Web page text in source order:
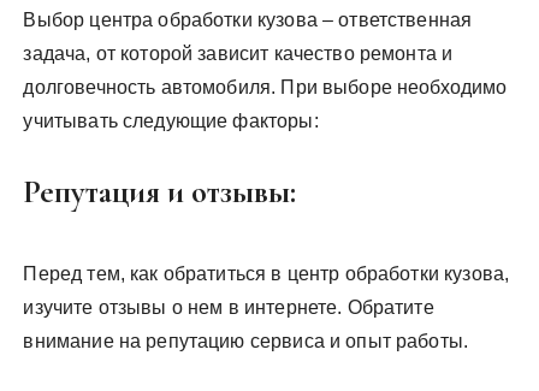
Выбор центра обработки кузова – ответственная
задача, от которой зависит качество ремонта и
долговечность автомобиля. При выборе необходимо
учитывать следующие факторы:
Репутация и отзывы:
Перед тем, как обратиться в центр обработки кузова,
изучите отзывы о нем в интернете. Обратите
внимание на репутацию сервиса и опыт работы.